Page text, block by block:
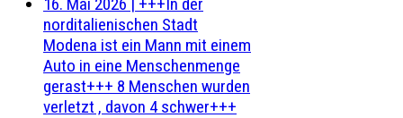
norditalienischen Stadt
Modena ist ein Mann mit einem
Auto in eine Menschenmenge
gerast+++ 8 Menschen wurden
verletzt , davon 4 schwer+++